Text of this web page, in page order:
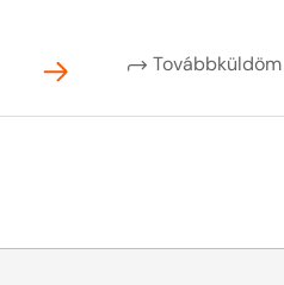
Továbbküldöm